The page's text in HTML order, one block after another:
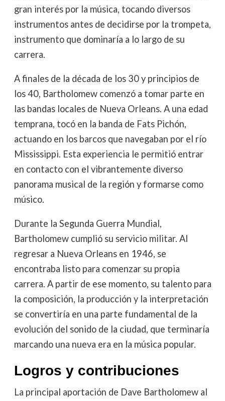
gran interés por la música, tocando diversos
instrumentos antes de decidirse por la trompeta,
instrumento que dominaría a lo largo de su
carrera.
A finales de la década de los 30 y principios de
los 40, Bartholomew comenzó a tomar parte en
las bandas locales de Nueva Orleans. A una edad
temprana, tocó en la banda de Fats Pichón,
actuando en los barcos que navegaban por el río
Mississippi. Esta experiencia le permitió entrar
en contacto con el vibrantemente diverso
panorama musical de la región y formarse como
músico.
Durante la Segunda Guerra Mundial,
Bartholomew cumplió su servicio militar. Al
regresar a Nueva Orleans en 1946, se
encontraba listo para comenzar su propia
carrera. A partir de ese momento, su talento para
la composición, la producción y la interpretación
se convertiría en una parte fundamental de la
evolución del sonido de la ciudad, que terminaría
marcando una nueva era en la música popular.
Logros y contribuciones
La principal aportación de Dave Bartholomew al